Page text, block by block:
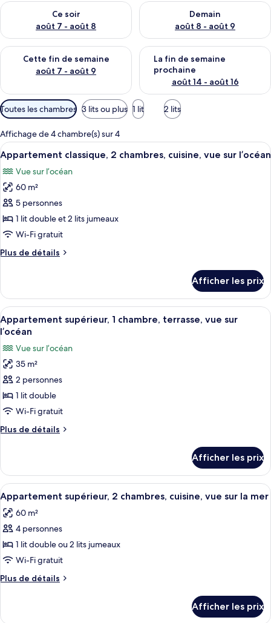
Ce soir
août 7 - août 8
Vérifier la disponibilité pour ce soir août 7 - août 8
Demain
août 8 - août 9
Vérifier la disponibilité pour
Cette fin de semaine
août 7 - août 9
Vérifier la disponibilité pour cette fin de semaine août 7 -
La fin de semaine
prochaine
août 14 - août 16
Vérifier la disponibilité pour
Filtres
disponibles
pour
les
chambres
Toutes les chambres 3 lits ou plus 1 lit 2 lits
Affichage de 4 chambre(s) sur 4
Afficher
toutes
les
photos
pour
ce
type
chambre :
2
chambres,
cuisine,
vue
sur
l’océan
Une chambre avec une tête de lit en
7
Appartement classique, 2 chambres, cuisine, vue sur l’océan
Vue sur l’océan
60 m²
5 personnes
1 lit double et 2 lits jumeaux
Wi-Fi gratuit
Plus de détails
Plus
Appartement
classique,
2
chambres,
vue
sur
l’océan
Afficher les prix
Afficher
toutes
photos
pour
ce
type
de
chambre :
Appartement
1
chambre,
terrasse,
vue
sur
l’océan
Une chambre avec deux lits, une
25
Appartement supérieur, 1 chambre, terrasse, vue sur
l’océan
Vue sur l’océan
35 m²
2 personnes
1 lit double
Wi-Fi gratuit
Plus de détails
Plus
Appartement
supérieur,
1
chambre,
terrasse,
vue
l’océan
Afficher les prix
Afficher
toutes
les
photos
pour
ce
type
de
Appartement
Une chambre à coucher
13
Appartement supérieur, 2 chambres, cuisine, vue sur la mer
60 m²
4 personnes
1 lit double ou 2 lits jumeaux
Wi-Fi gratuit
Plus de détails
Plus
Afficher les prix